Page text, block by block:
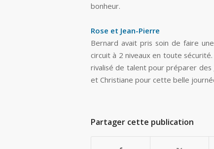
bonheur.
Rose et Jean-Pierre
Bernard avait pris soin de faire
circuit à 2 niveaux en toute
rivalisé de talent pour préparer
et Christiane pour cette belle
Partager cette publication